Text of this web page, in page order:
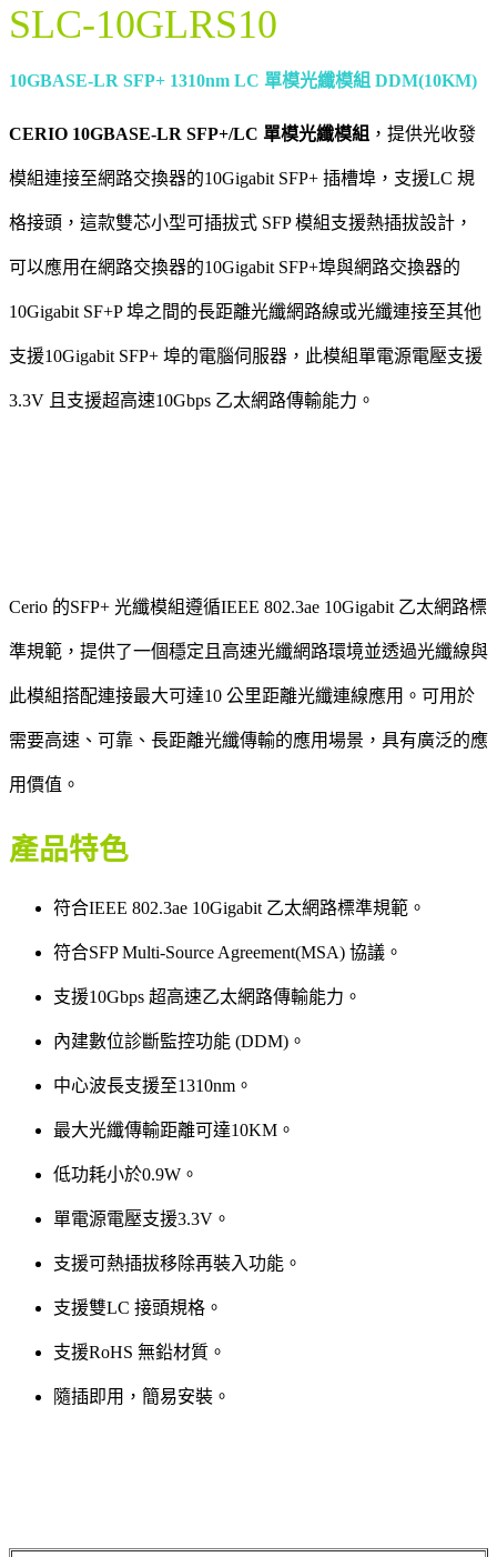
SLC-10GLRS10
10GBASE-LR SFP+ 1310nm LC 單模光纖模組 DDM(10KM)
CERIO 10GBASE-LR SFP+/LC 單模光纖模組 ，提供光收發
模組連接至網路交換器的10Gigabit SFP+ 插槽埠，支援LC 規
格接頭，這款雙芯小型可插拔式 SFP 模組支援熱插拔設計，
可以應用在網路交換器的10Gigabit SFP+埠與網路交換器的
10Gigabit SF+P 埠之間的長距離光纖網路線或光纖連接至其他
支援10Gigabit SFP+ 埠的電腦伺服器，此模組單電源電壓支援
3.3V 且支援超高速10Gbps 乙太網路傳輸能力。
Cerio 的SFP+ 光纖模組遵循IEEE 802.3ae 10Gigabit 乙太網路標
準規範，提供了一個穩定且高速光纖網路環境並透過光纖線與
此模組搭配連接最大可達10 公里距離光纖連線應用。可用於
需要高速、可靠、長距離光纖傳輸的應用場景，具有廣泛的應
用價值。
產品特色
符合IEEE 802.3ae 10Gigabit 乙太網路標準規範。
符合SFP Multi-Source Agreement(MSA) 協議。
支援10Gbps 超高速乙太網路傳輸能力。
內建數位診斷監控功能 (DDM)。
中心波長支援至1310nm。
最大光纖傳輸距離可達10KM。
低功耗小於0.9W。
單電源電壓支援3.3V。
支援可熱插拔移除再裝入功能。
支援雙LC 接頭規格。
支援RoHS 無鉛材質。
隨插即用，簡易安裝。